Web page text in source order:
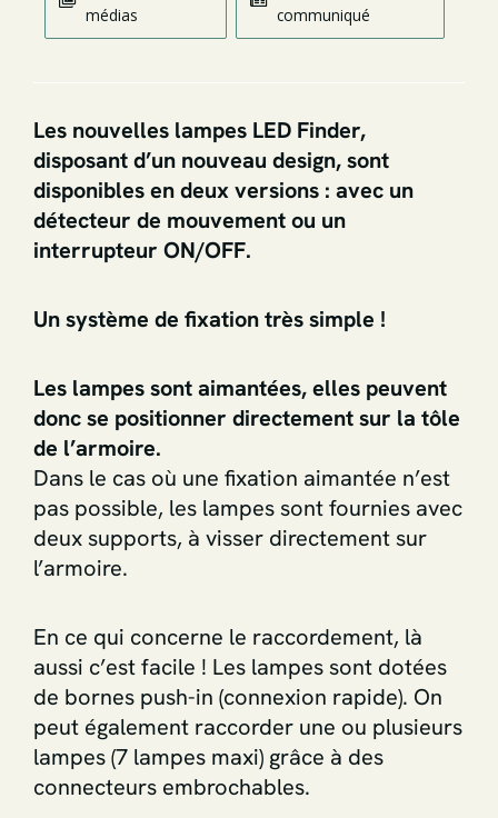
médias
communiqué
Les nouvelles lampes LED Finder,
disposant d’un nouveau design, sont
disponibles en deux versions : avec un
détecteur de mouvement ou un
interrupteur ON/OFF.
Un système de fixation très simple !
Les lampes sont aimantées, elles peuvent
donc se positionner directement sur la tôle
de l’armoire.
Dans le cas où une fixation aimantée n’est
pas possible, les lampes sont fournies avec
deux supports, à visser directement sur
l’armoire.
En ce qui concerne le raccordement, là
aussi c’est facile ! Les lampes sont dotées
de bornes push-in (connexion rapide). On
peut également raccorder une ou plusieurs
lampes (7 lampes maxi) grâce à des
connecteurs embrochables.